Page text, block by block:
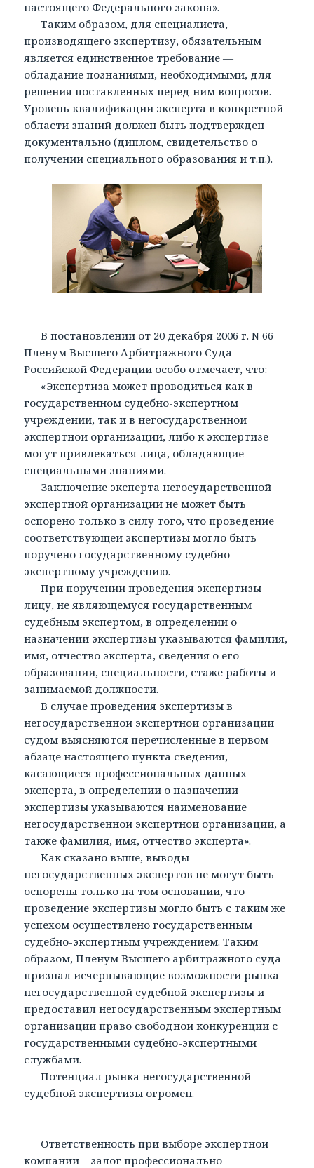
настоящего Федерального закона».
Таким образом, для специалиста,
производящего экспертизу, обязательным
является единственное требование —
обладание познаниями, необходимыми, для
решения поставленных перед ним вопросов.
Уровень квалификации эксперта в конкретной
области знаний должен быть подтвержден
документально (диплом, свидетельство о
получении специального образования и т.п.).
В постановлении от 20 декабря 2006 г. N 66
Пленум Высшего Арбитражного Суда
Российской Федерации особо отмечает, что:
«Экспертиза может проводиться как в
государственном судебно-экспертном
учреждении, так и в негосударственной
экспертной организации, либо к экспертизе
могут привлекаться лица, обладающие
специальными знаниями.
Заключение эксперта негосударственной
экспертной организации не может быть
оспорено только в силу того, что проведение
соответствующей экспертизы могло быть
поручено государственному судебно-
экспертному учреждению.
При поручении проведения экспертизы
лицу, не являющемуся государственным
судебным экспертом, в определении о
назначении экспертизы указываются фамилия,
имя, отчество эксперта, сведения о его
образовании, специальности, стаже работы и
занимаемой должности.
В случае проведения экспертизы в
негосударственной экспертной организации
судом выясняются перечисленные в первом
абзаце настоящего пункта сведения,
касающиеся профессиональных данных
эксперта, в определении о назначении
экспертизы указываются наименование
негосударственной экспертной организации, а
также фамилия, имя, отчество эксперта».
Как сказано выше, выводы
негосударственных экспертов не могут быть
оспорены только на том основании, что
проведение экспертизы могло быть с таким же
успехом осуществлено государственным
судебно-экспертным учреждением. Таким
образом, Пленум Высшего арбитражного суда
признал исчерпывающие возможности рынка
негосударственной судебной экспертизы и
предоставил негосударственным экспертным
организации право свободной конкуренции с
государственными судебно-экспертными
службами.
Потенциал рынка негосударственной
судебной экспертизы огромен.
Ответственность при выборе экспертной
компании – залог профессионально